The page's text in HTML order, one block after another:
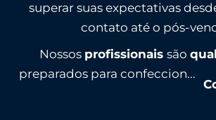
superar suas expectativas
contato até o pós-
Nossos profissionais são
preparados para confeccion...